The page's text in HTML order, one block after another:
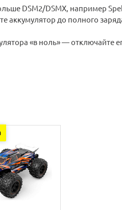
DSM2/DSMX, например
аккумулятор до полного
«в ноль» — отключайте